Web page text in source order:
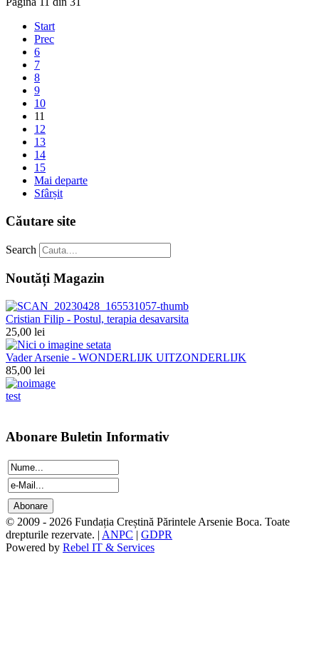
Start
Prec
6
7
8
9
10
11
12
13
14
15
Mai departe
Sfârșit
Căutare site
Search
Noutăți Magazin
Cristian Filip - Postul, terapia desavarsita
25,00 lei
Vader Arsenie - WONDERLIJK UITZONDERLIJK
85,00 lei
test
Abonare Buletin Informativ
© 2009 - 2026 Fundația Creștină Părintele Arsenie Boca. Toate
drepturile rezervate. | ANPC | GDPR
Powered by Rebel IT & Services